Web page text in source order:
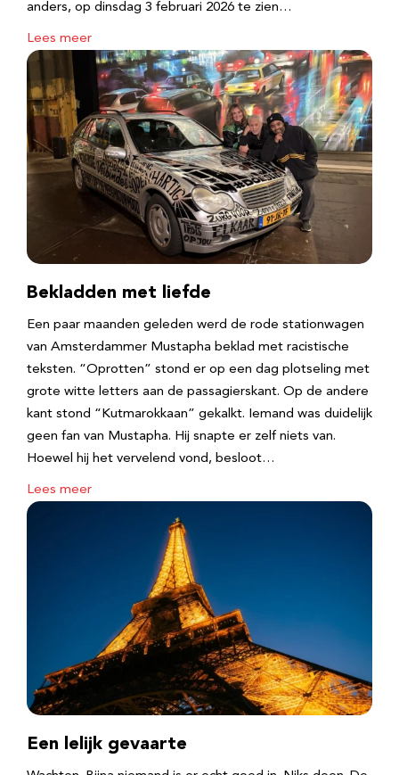
anders, op dinsdag 3 februari 2026 te zien…
Lees meer
Bekladden met liefde
Een paar maanden geleden werd de rode stationwagen
van Amsterdammer Mustapha beklad met racistische
teksten. “Oprotten” stond er op een dag plotseling met
grote witte letters aan de passagierskant. Op de andere
kant stond “Kutmarokkaan” gekalkt. Iemand was duidelijk
geen fan van Mustapha. Hij snapte er zelf niets van.
Hoewel hij het vervelend vond, besloot…
Lees meer
Een lelijk gevaarte